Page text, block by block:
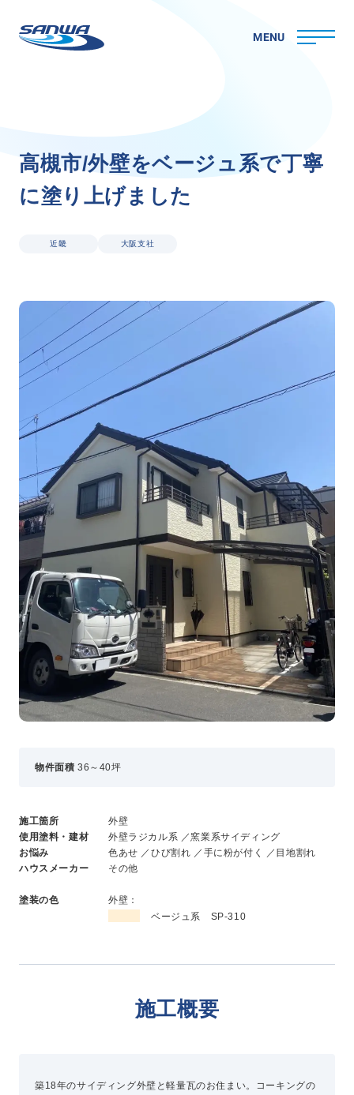
MENU
三和ペイントについて
理念
会社概要
CSR
事業・サービス
外壁塗装
屋根塗装
いえもる
外壁のミカタ（塗り替え相談所）
住まい探しのミカタ
施工事例
外壁セルフチェック
無料点検・お見積もり
採用情報
メッセージ
数字でわかる三和ペイント
仕事紹介
キャリア形成
福利厚生・社内イベント
新卒採用
よくある質問
お問い合わせ
現地診断見積もり（無料）
高槻市/外壁をベージ ュ 系で丁寧
に塗り 上げま した
近畿 大阪支社
物件面積 36～40坪
施工箇所
外壁
使用塗料・建材
外壁ラジカル系 ／窯業系サイディング
お悩み
色あせ ／ひび割れ ／手に粉が付く ／目地割れ
ハウスメーカー
その他
塗装の色
外壁：
ベージュ系 SP-310
施工概要
築18年のサイディング外壁と軽量瓦のお住まい。コーキングの